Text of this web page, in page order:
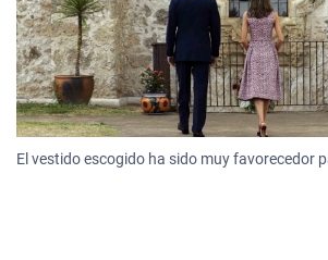
El vestido escogido ha sido muy favorecedor